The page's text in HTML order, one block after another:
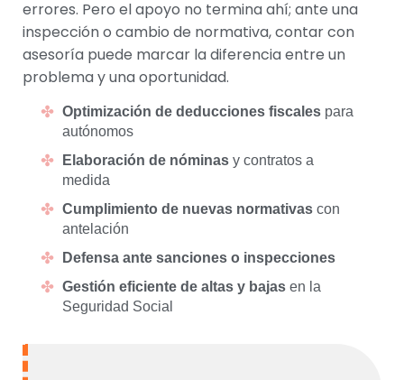
errores. Pero el apoyo no termina ahí; ante una
inspección o cambio de normativa, contar con
asesoría puede marcar la diferencia entre un
problema y una oportunidad.
Optimización de deducciones fiscales para
autónomos
Elaboración de nóminas y contratos a
medida
Cumplimiento de nuevas normativas con
antelación
Defensa ante sanciones o inspecciones
Gestión eficiente de altas y bajas en la
Seguridad Social